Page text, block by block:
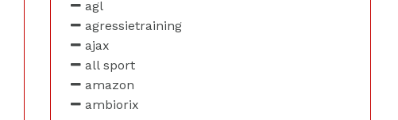
agl
agressietraining
ajax
all sport
amazon
ambiorix